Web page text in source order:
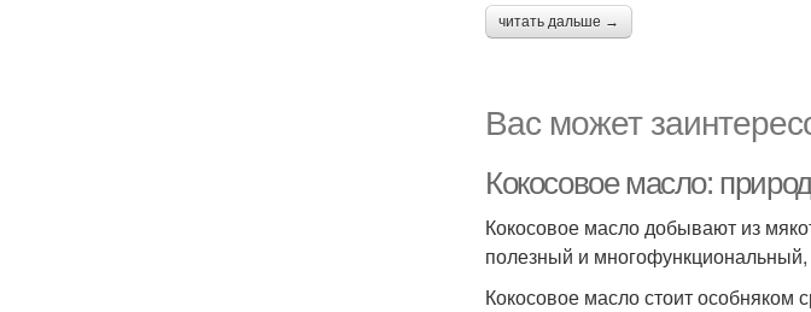
читать дальше →
Вас может
Кокосовое масло:
Кокосовое масло добывают из
полезный и
Кокосовое масло стоит особняком